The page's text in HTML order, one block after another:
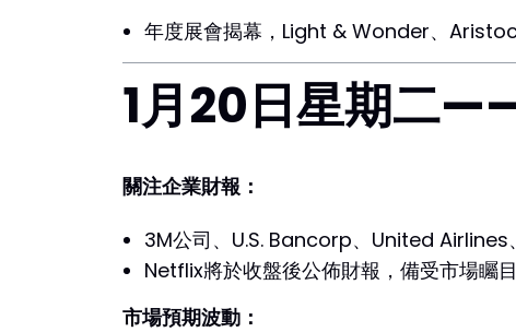
年度展會揭幕，Light & Wonder、
1月20日星期二
關注企業財報：
3M公司、U.S. Bancorp、United
Netflix將於收盤後公佈財報，備受市場矚目
市場預期波動：